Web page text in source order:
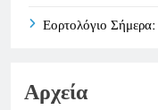
Εορτολόγιο Σήμερα:
Αρχεία